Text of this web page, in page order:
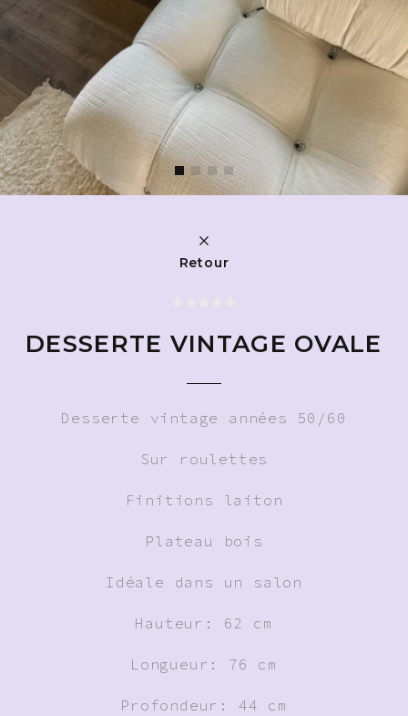
Retour
DESSERTE VINTAGE OVALE
Desserte vintage années 50/60
Sur roulettes
Finitions laiton
Plateau bois
Idéale dans un salon
Hauteur: 62 cm
Longueur: 76 cm
Profondeur: 44 cm